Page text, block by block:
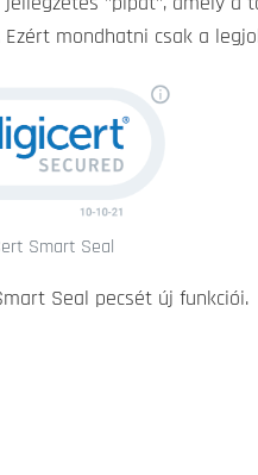
mondhatni csak a
Smart Seal
Seal pecsét új funkciói.